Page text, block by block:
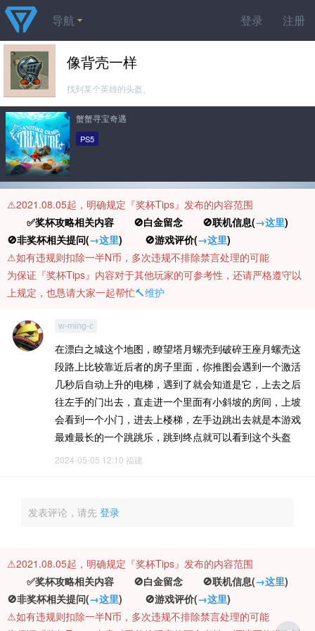
登录 注册
导航
像背壳一样
找到某个英雄的头盔。
蟹蟹寻宝奇遇
PS5
⚠️2021.08.05起，明确规定『奖杯Tips』发布的内容范围
✅奖杯攻略相关内容 🚫白金留念 🚫联机信息(→这里)
🚫非奖杯相关提问(→这里) 🚫游戏评价(→这里)
⚠️如有违规则扣除一半N币，多次违规不排除禁言处理的可能
为保证『奖杯Tips』内容对于其他玩家的可参考性，还请严格遵守以
上规定，也恳请大家一起帮忙🔨维护
w-ming-c
在漂白之城这个地图，瞭望塔月螺壳到破碎王座月螺壳这
段路上比较靠近后者的房子里面，你推图会遇到一个激活
几秒后自动上升的电梯，遇到了就会知道是它，上去之后
往左手的门出去，直走进一个里面有小斜坡的房间，上坡
会看到一个小门，进去上楼梯，左手边跳出去就是本游戏
最难最长的一个跳跳乐，跳到终点就可以看到这个头盔
2024-05-05 12:10 福建
发表评论，请先 登录
⚠️2021.08.05起，明确规定『奖杯Tips』发布的内容范围
✅奖杯攻略相关内容 🚫白金留念 🚫联机信息(→这里)
🚫非奖杯相关提问(→这里) 🚫游戏评价(→这里)
⚠️如有违规则扣除一半N币，多次违规不排除禁言处理的可能